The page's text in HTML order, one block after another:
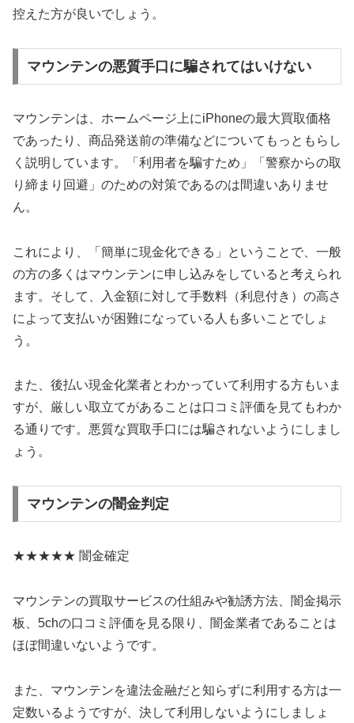
控えた方が良いでしょう。
マウンテンの悪質手口に騙されてはいけない
マウンテンは、ホームページ上にiPhoneの最大買取価格
であったり、商品発送前の準備などについてもっともらし
く説明しています。「利用者を騙すため」「警察からの取
り締まり回避」のための対策であるのは間違いありませ
ん。
これにより、「簡単に現金化できる」ということで、一般
の方の多くはマウンテンに申し込みをしていると考えられ
ます。そして、入金額に対して手数料（利息付き）の高さ
によって支払いが困難になっている人も多いことでしょ
う。
また、後払い現金化業者とわかっていて利用する方もいま
すが、厳しい取立てがあることは口コミ評価を見てもわか
る通りです。悪質な買取手口には騙されないようにしまし
ょう。
マウンテンの闇金判定
★★★★★ 闇金確定
マウンテンの買取サービスの仕組みや勧誘方法、闇金掲示
板、5chの口コミ評価を見る限り、闇金業者であることは
ほぼ間違いないようです。
また、マウンテンを違法金融だと知らずに利用する方は一
定数いるようですが、決して利用しないようにしましょ